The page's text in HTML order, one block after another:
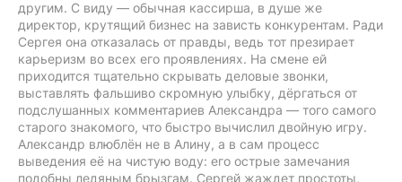
другим. С виду — обычная кассирша, в душе же
директор, крутящий бизнес на зависть конкурентам. Ради
Сергея она отказалась от правды, ведь тот презирает
карьеризм во всех его проявлениях. На смене ей
приходится тщательно скрывать деловые звонки,
выставлять фальшиво скромную улыбку, дёргаться от
подслушанных комментариев Александра — того самого
старого знакомого, что быстро вычислил двойную игру.
Александр влюблён не в Алину, а в сам процесс
выведения её на чистую воду: его острые замечания
подобны ледяным брызгам. Сергей жаждет простоты,